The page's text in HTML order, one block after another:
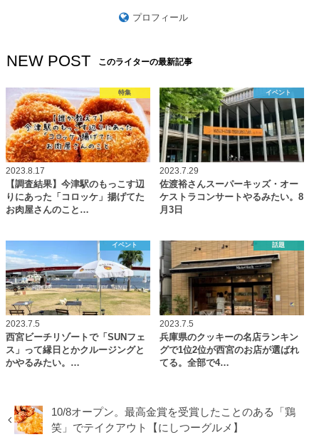
プロフィール
NEW POST このライターの最新記事
特集
2023.8.17
【調査結果】今津駅のもっこす辺
りにあった「コロッケ」揚げてた
お肉屋さんのこと…
イベント
2023.7.29
佐渡裕さんスーパーキッズ・オー
ケストラコンサートやるみたい。8
月3日
イベント
2023.7.5
西宮ビーチリゾートで「SUNフェ
ス」って縁日とかクルージングと
かやるみたい。…
話題
2023.7.5
兵庫県のクッキーの名店ランキン
グで1位2位が西宮のお店が選ばれ
てる。全部で4…
10/8オープン。最高金賞を受賞したことのある「鶏
笑」でテイクアウト【にしつーグルメ】